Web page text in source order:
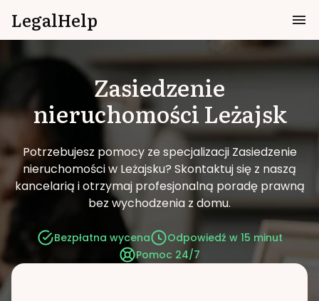
LegalHelp
Zasiedzenie
nieruchomościLeżajsk
Potrzebujesz pomocy ze specjalizacji Zasiedzenie
nieruchomości w Leżajsku? Skontaktuj się z naszą
kancelarią i otrzymaj profesjonalną poradę prawną
bez wychodzenia z domu.
Bezpłatna wycena
Odpowiedź w 15 minut
Pomoc 24/7